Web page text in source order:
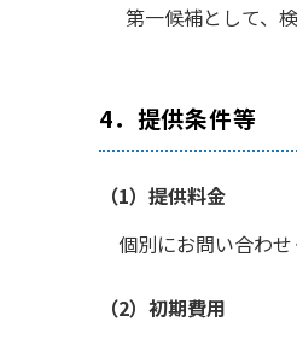
第一候補として、
4．提供条件等
（1）提供料金
個別にお問い合わ
（2）初期費用